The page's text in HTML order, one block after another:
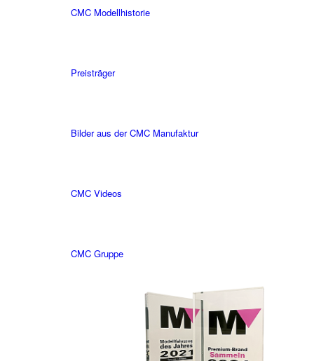
CMC Modellhistorie
Preisträger
Bilder aus der CMC Manufaktur
CMC Videos
CMC Gruppe